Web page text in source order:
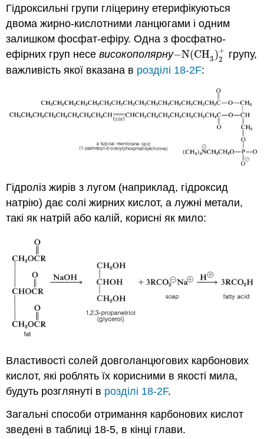
Гідроксильні групи гліцерину етерифікуються
двома жирно-кислотними ланцюгами і одним
залишком фосфат-ефіру. Одна з фосфатно-
ефірних груп несевисокополярну−N(CH3)+
2
−N(CH3)2+ групу,
важливість якої вказана в розділі 18-2F:
Гідроліз жирів з лугом (наприклад, гідроксид
натрію) дає солі жирних кислот, а лужні метали,
такі як натрій або калій, корисні як мило:
Властивості солей довголанцюгових карбонових
кислот, які роблять їх корисними в якості мила,
будуть розглянуті в розділі 18-2F.
Загальні способи отримання карбонових кислот
зведені в таблиці 18-5, в кінці глави.